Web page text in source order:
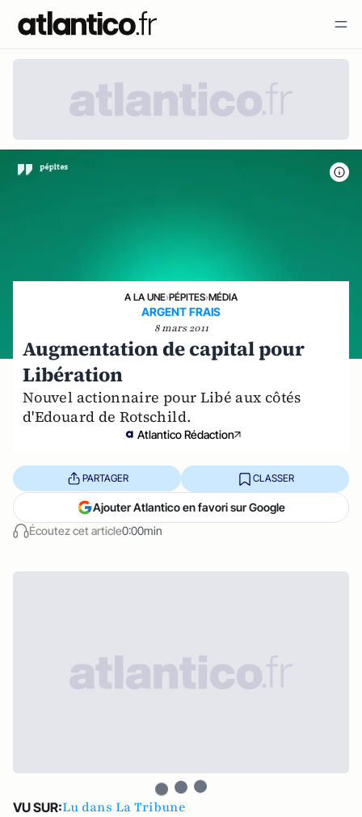
A LA UNE›PÉPITES›MÉDIA
ARGENT FRAIS
8 mars 2011
Augmentation de capital pour
Libération
Nouvel actionnaire pour Libé aux côtés
d'Edouard de Rotschild.
Atlantico Rédaction
Écoutez cet article0:00min
PARTAGER CLASSER
Ajouter Atlantico en favori sur Google
VU SUR:Lu dans La Tribune